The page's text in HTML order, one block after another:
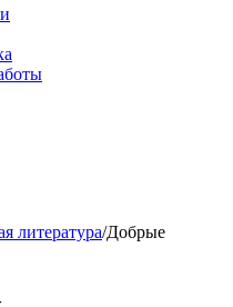
литература/Добрые